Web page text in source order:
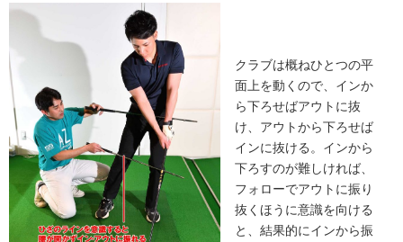
クラブは概ねひとつの平
面上を動くので、インか
ら下ろせばアウトに抜
け、アウトから下ろせば
インに抜ける。インから
下ろすのが難しければ、
フォローでアウトに振り
抜くほうに意識を向ける
と、結果的にインから振